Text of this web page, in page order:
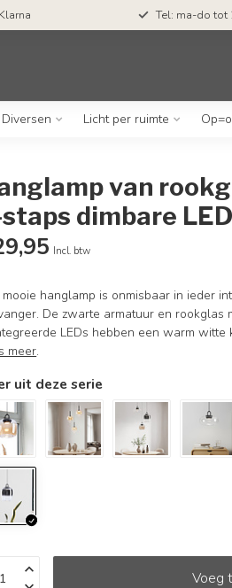
Tel: ma-do tot
Diversen Licht per ruimte
van
dimbare
Incl. btw
mooie hanglamp is onmisbaar in ieder
De zwarte armatuur en rookglas
LEDs hebben een warm witte
meer.
uit deze serie
Voeg